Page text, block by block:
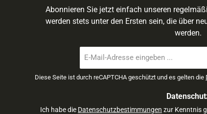
Abonnieren Sie jetzt einfach unseren
werden stets unter den Ersten sein, die über
werden.
Mail-
Diese Seite ist durch reCAPTCHA geschützt und es gelten die
Ich habe die Datenschutzbestimmungen zur Kenntnis